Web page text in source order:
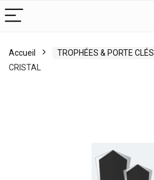
Accueil TROPHÉES & PORTE CLÉS
CRISTAL